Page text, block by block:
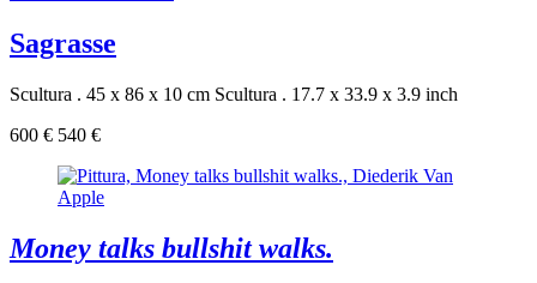
Sagrasse
Scultura . 45 x 86 x 10 cm Scultura . 17.7 x 33.9 x 3.9 inch
600 € 540 €
Money talks bullshit walks.